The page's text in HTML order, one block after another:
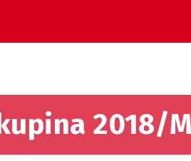
2018/